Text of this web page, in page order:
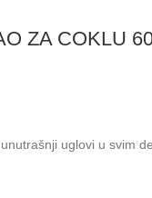
ZA COKLU
uglovi u svim